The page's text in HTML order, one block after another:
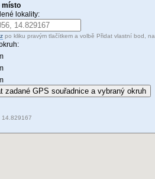
místo
lokality:
po kliku pravým tlačítkem a volbě Přidat vlastní bod, na
14.829167